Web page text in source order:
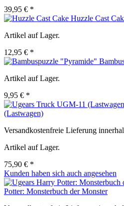
39,95 € *
Huzzle Cast
Artikel auf Lager.
12,95 € *
Artikel auf Lager.
9,95 € *
(Lastwagen)
Versandkostenfreie Lieferung
Artikel auf Lager.
75,90 € *
Kunden haben sich auch angesehen
Potter: Monsterbuch der Monster